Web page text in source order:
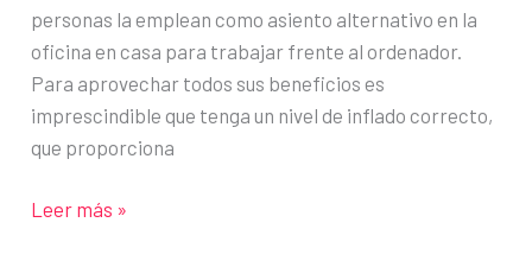
personas la emplean como asiento alternativo en la
oficina en casa para trabajar frente al ordenador.
Para aprovechar todos sus beneficios es
imprescindible que tenga un nivel de inflado correcto,
que proporciona
¿Cuánto
Leer más »